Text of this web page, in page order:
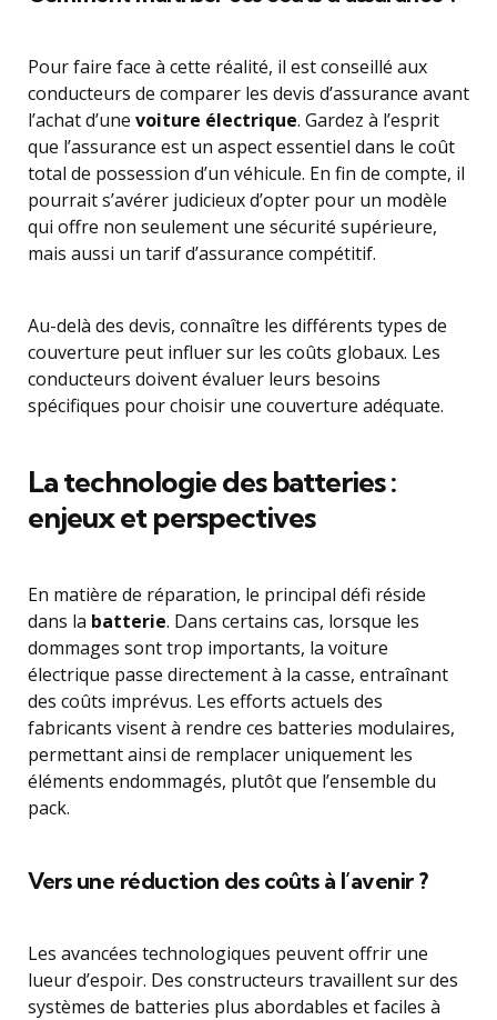
Pour faire face à cette réalité, il est conseillé aux
conducteurs de comparer les devis d’assurance avant
l’achat d’une voiture électrique. Gardez à l’esprit
que l’assurance est un aspect essentiel dans le coût
total de possession d’un véhicule. En fin de compte, il
pourrait s’avérer judicieux d’opter pour un modèle
qui offre non seulement une sécurité supérieure,
mais aussi un tarif d’assurance compétitif.
Au-delà des devis, connaître les différents types de
couverture peut influer sur les coûts globaux. Les
conducteurs doivent évaluer leurs besoins
spécifiques pour choisir une couverture adéquate.
La technologie des batteries :
enjeux et perspectives
En matière de réparation, le principal défi réside
dans la batterie. Dans certains cas, lorsque les
dommages sont trop importants, la voiture
électrique passe directement à la casse, entraînant
des coûts imprévus. Les efforts actuels des
fabricants visent à rendre ces batteries modulaires,
permettant ainsi de remplacer uniquement les
éléments endommagés, plutôt que l’ensemble du
pack.
Vers une réduction des coûts à l’avenir ?
Les avancées technologiques peuvent offrir une
lueur d’espoir. Des constructeurs travaillent sur des
systèmes de batteries plus abordables et faciles à